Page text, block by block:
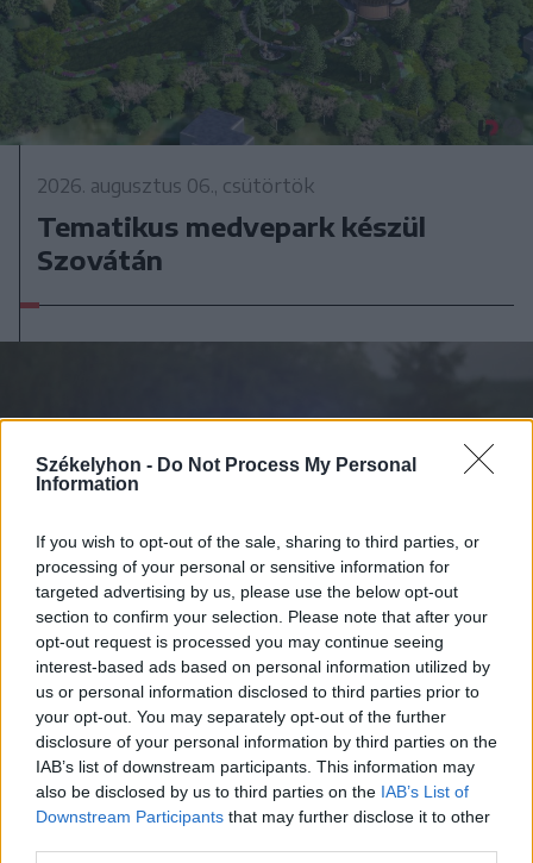
Székelyhon - Do Not Process My Personal
Information
If you wish to opt-out of the sale, sharing to third parties, or
processing of your personal or sensitive information for
targeted advertising by us, please use the below opt-out
section to confirm your selection. Please note that after your
opt-out request is processed you may continue seeing
interest-based ads based on personal information utilized by
us or personal information disclosed to third parties prior to
your opt-out. You may separately opt-out of the further
disclosure of your personal information by third parties on the
IAB’s list of downstream participants. This information may
also be disclosed by us to third parties on the IAB’s List of
Downstream Participants that may further disclose it to other
2026. augusztus 06., csütörtök
Tematikus medvepark készül
Szovátán
2026. augusztus 06., csütörtök
Életét vesztette két halász, akiket
villámcsapás ért a Maros partján –
frissítve